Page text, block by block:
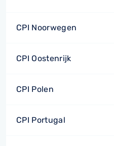
CPI Noorwegen
CPI Oostenrijk
CPI Polen
CPI Portugal